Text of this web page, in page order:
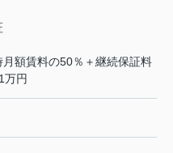
額賃料の50％＋継続保証料
万円